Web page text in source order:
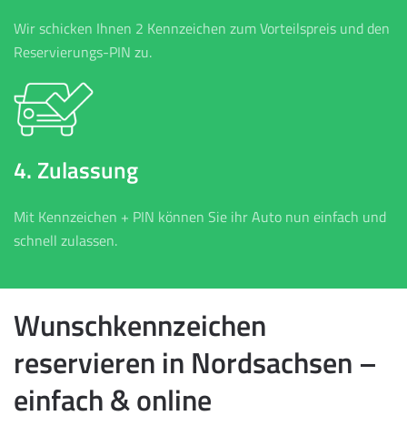
Wir schicken Ihnen 2 Kennzeichen zum Vorteilspreis und den
Reservierungs-PIN zu.
4. Zulassung
Mit Kennzeichen + PIN können Sie ihr Auto nun einfach und
schnell zulassen.
Wunschkennzeichen
reservieren in Nordsachsen –
einfach & online